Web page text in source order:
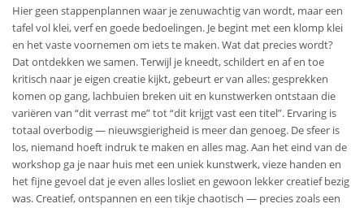
Hier geen stappenplannen waar je zenuwachtig van wordt, maar een
tafel vol klei, verf en goede bedoelingen. Je begint met een klomp klei
en het vaste voornemen om iets te maken. Wat dat precies wordt?
Dat ontdekken we samen. Terwijl je kneedt, schildert en af en toe
kritisch naar je eigen creatie kijkt, gebeurt er van alles: gesprekken
komen op gang, lachbuien breken uit en kunstwerken ontstaan die
variëren van “dit verrast me” tot “dit krijgt vast een titel”. Ervaring is
totaal overbodig — nieuwsgierigheid is meer dan genoeg. De sfeer is
los, niemand hoeft indruk te maken en alles mag. Aan het eind van de
workshop ga je naar huis met een uniek kunstwerk, vieze handen en
het fijne gevoel dat je even alles losliet en gewoon lekker creatief bezig
was. Creatief, ontspannen en een tikje chaotisch — precies zoals een